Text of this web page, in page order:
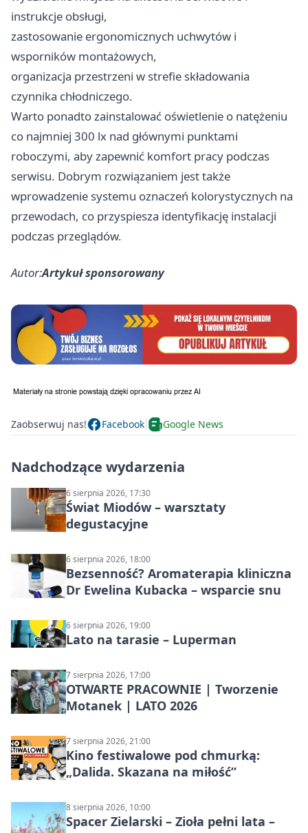
instrukcje obsługi,
zastosowanie ergonomicznych uchwytów i
wsporników montażowych,
organizacja przestrzeni w strefie składowania
czynnika chłodniczego.
Warto ponadto zainstalować oświetlenie o natężeniu
co najmniej 300 lx nad głównymi punktami
roboczymi, aby zapewnić komfort pracy podczas
serwisu. Dobrym rozwiązaniem jest także
wprowadzenie systemu oznaczeń kolorystycznych na
przewodach, co przyspiesza identyfikację instalacji
podczas przeglądów.
Autor:Artykuł sponsorowany
Zaobserwuj nas! Facebook Google News
Nadchodzące wydarzenia
6 sierpnia 2026, 17:30
Świat Miodów – warsztaty
degustacyjne
6 sierpnia 2026, 18:00
Bezsenność? Aromaterapia kliniczna
Dr Ewelina Kubacka – wsparcie snu
6 sierpnia 2026, 19:00
Lato na tarasie – Luperman
7 sierpnia 2026, 17:00
OTWARTE PRACOWNIE | Tworzenie
Motanek | LATO 2026
7 sierpnia 2026, 21:00
Kino festiwalowe pod chmurką:
„Dalida. Skazana na miłość”
8 sierpnia 2026, 10:00
Spacer Zielarski – Zioła pełni lata –